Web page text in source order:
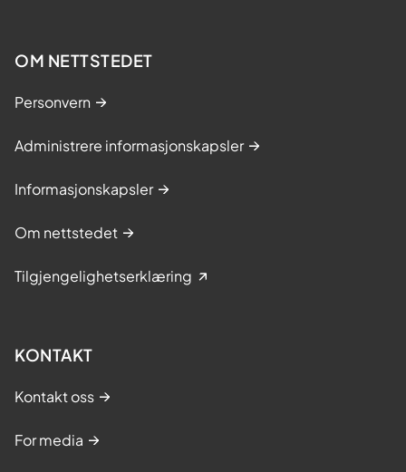
OM NETTSTEDET
Personvern
Administrere informasjonskapsler
Informasjonskapsler
Om nettstedet
Tilgjengelighetserklæring
KONTAKT
Kontakt oss
For media